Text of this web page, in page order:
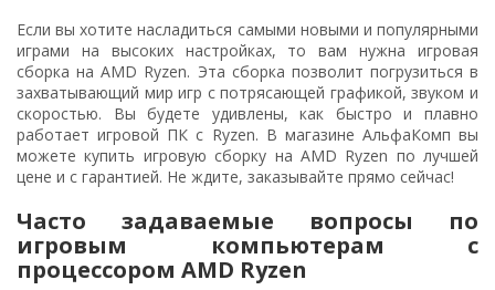
Если вы хотите насладиться самыми новыми и популярными
играми на высоких настройках, то вам нужна игровая
сборка на AMD Ryzen. Эта сборка позволит погрузиться в
захватывающий мир игр с потрясающей графикой, звуком и
скоростью. Вы будете удивлены, как быстро и плавно
работает игровой ПК с Ryzen. В магазине АльфаКомп вы
можете купить игровую сборку на AMD Ryzen по лучшей
цене и с гарантией. Не ждите, заказывайте прямо сейчас!
Часто задаваемые вопросы по
игровым компьютерам с
процессором AMD Ryzen